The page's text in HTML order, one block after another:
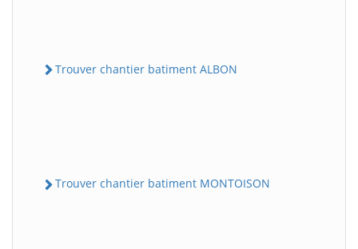
Trouver chantier batiment ALBON
Trouver chantier batiment MONTOISON